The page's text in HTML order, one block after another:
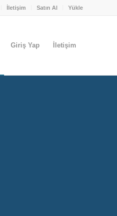
İletişim Satın Al Yükle
Giriş Yap İletişim